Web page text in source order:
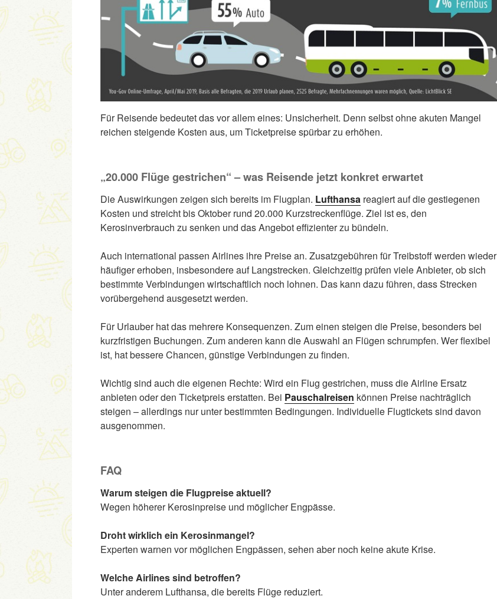
Für Reisende bedeutet das vor allem eines: Unsicherheit. Denn selbst ohne akuten Mangel
reichen steigende Kosten aus, um Ticketpreise spürbar zu erhöhen.
„20.000 Flüge gestrichen“ – was Reisende jetzt konkret erwartet
Die Auswirkungen zeigen sich bereits im Flugplan. Lufthansa reagiert auf die gestiegenen
Kosten und streicht bis Oktober rund 20.000 Kurzstreckenflüge. Ziel ist es, den
Kerosinverbrauch zu senken und das Angebot effizienter zu bündeln.
Auch international passen Airlines ihre Preise an. Zusatzgebühren für Treibstoff werden wieder
häufiger erhoben, insbesondere auf Langstrecken. Gleichzeitig prüfen viele Anbieter, ob sich
bestimmte Verbindungen wirtschaftlich noch lohnen. Das kann dazu führen, dass Strecken
vorübergehend ausgesetzt werden.
Für Urlauber hat das mehrere Konsequenzen. Zum einen steigen die Preise, besonders bei
kurzfristigen Buchungen. Zum anderen kann die Auswahl an Flügen schrumpfen. Wer flexibel
ist, hat bessere Chancen, günstige Verbindungen zu finden.
Wichtig sind auch die eigenen Rechte: Wird ein Flug gestrichen, muss die Airline Ersatz
anbieten oder den Ticketpreis erstatten. Bei Pauschalreisen können Preise nachträglich
steigen – allerdings nur unter bestimmten Bedingungen. Individuelle Flugtickets sind davon
ausgenommen.
FAQ
Warum steigen die Flugpreise aktuell?
Wegen höherer Kerosinpreise und möglicher Engpässe.
Droht wirklich ein Kerosinmangel?
Experten warnen vor möglichen Engpässen, sehen aber noch keine akute Krise.
Welche Airlines sind betroffen?
Unter anderem Lufthansa, die bereits Flüge reduziert.